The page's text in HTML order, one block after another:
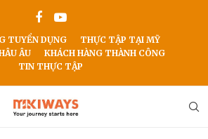
TUYỂN DỤNG
THỰC TẬP TẠI MỸ
ÂU
KHÁCH HÀNG THÀNH CÔNG
TIN THỰC TẬP